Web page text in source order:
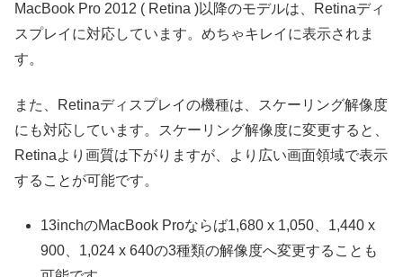
MacBook Pro 2012 ( Retina )以降のモデルは、Retinaディ
スプレイに対応しています。めちゃキレイに表示されま
す。
また、Retinaディスプレイの機種は、スケーリング解像度
にも対応しています。スケーリング解像度に変更すると、
Retinaより画質は下がりますが、より広い画面領域で表示
することが可能です。
13inchのMacBook Proならば1,680 x 1,050、1,440 x
900、1,024 x 640の3種類の解像度へ変更することも